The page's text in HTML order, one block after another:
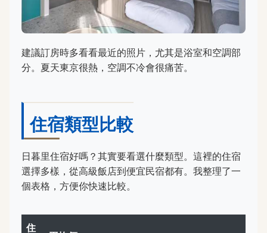
建議訂房時多看看最近的照片，尤其是浴室和空調部
分。夏天東京很熱，空調不冷會很痛苦。
住宿類型比較
日暮里住宿好嗎？其實要看選什麼類型。這裡的住宿
選擇多樣，從高級飯店到便宜民宿都有。我整理了一
個表格，方便你快速比較。
住